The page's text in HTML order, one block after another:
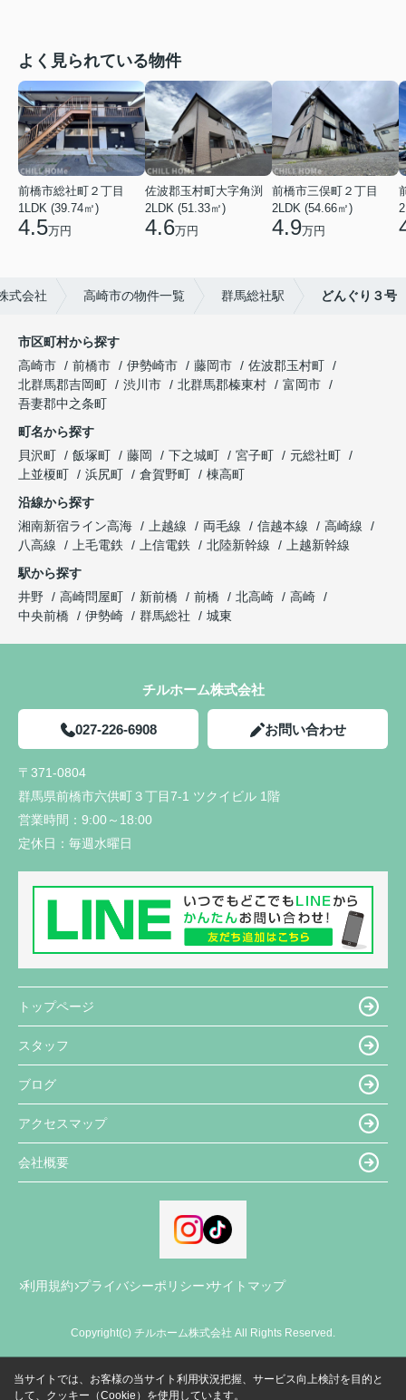
よく見られている物件
前橋市総社町２丁目
1LDK (39.74㎡)
4.5万円
佐波郡玉村町大字角渕
2LDK (51.33㎡)
4.6万円
前橋市三俣町２丁目
2LDK (54.66㎡)
4.9万円
式会社 高崎市の物件一覧 群馬総社駅 どんぐり３号
市区町村から探す
高崎市
前橋市 伊勢崎市 藤岡市
佐波郡玉村町
北群馬郡吉岡町
渋川市 北群馬郡榛東村
富岡市
吾妻郡中之条町
町名から探す
貝沢町
飯塚町 藤岡 下之城町 宮子町
元総社町
上並榎町
浜尻町 倉賀野町
棟高町
沿線から探す
湘南新宿ライン高海
上越線 両毛線 信越本線
高崎線
八高線
上毛電鉄 上信電鉄 北陸新幹線
上越新幹線
駅から探す
井野
高崎問屋町 新前橋 前橋 北高崎
高崎
中央前橋
伊勢崎 群馬総社 城東
チルホーム株式会社
027-226-6908 お問い合わせ
〒371-0804
群馬県前橋市六供町３丁目7-1 ツクイビル 1階
営業時間： 9:00～18:00
定休日： 毎週水曜日
トップページ
スタッフ
ブログ
アクセスマップ
会社概要
利用規約 プライバシーポリシー サイトマップ
Copyright(c) チルホーム株式会社 All Rights Reserved.
当サイトでは、お客様の当サイト利用状況把握、サービス向上検討を目的と
して、クッキー（Cookie）を使用しています。